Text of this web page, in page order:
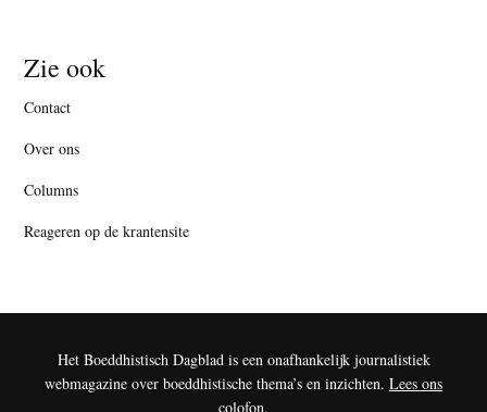
Zie ook
Contact
Over ons
Columns
Reageren op de krantensite
Het Boeddhistisch Dagblad is een onafhankelijk journalistiek
webmagazine over boeddhistische thema’s en inzichten. Lees ons
colofon.